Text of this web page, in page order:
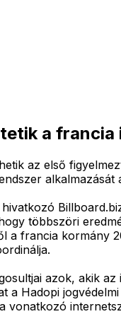
a
az első
alkalmazását
többszöri
a francia kormány
azok, akik
a Hadopi
vonatkozó